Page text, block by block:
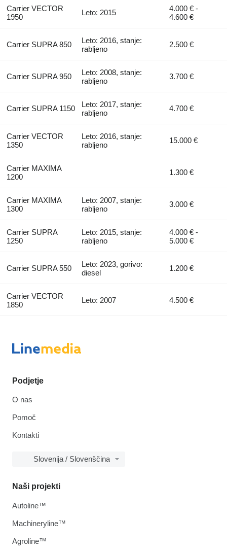
Carrier VECTOR
1950
Leto: 2015
4.000 € -
4.600 €
Carrier SUPRA 850
Leto: 2016, stanje:
rabljeno
2.500 €
Carrier SUPRA 950
Leto: 2008, stanje:
rabljeno
3.700 €
Carrier SUPRA 1150
Leto: 2017, stanje:
rabljeno
4.700 €
Carrier VECTOR
1350
Leto: 2016, stanje:
rabljeno
15.000 €
Carrier MAXIMA
1200
1.300 €
Carrier MAXIMA
1300
Leto: 2007, stanje:
rabljeno
3.000 €
Carrier SUPRA
1250
Leto: 2015, stanje:
rabljeno
4.000 € -
5.000 €
Carrier SUPRA 550
Leto: 2023, gorivo:
diesel
1.200 €
Carrier VECTOR
1850
Leto: 2007 4.500 €
Podjetje
O nas
Pomoč
Kontakti
Slovenija / Slovenščina
Naši projekti
Autoline™
Machineryline™
Agroline™